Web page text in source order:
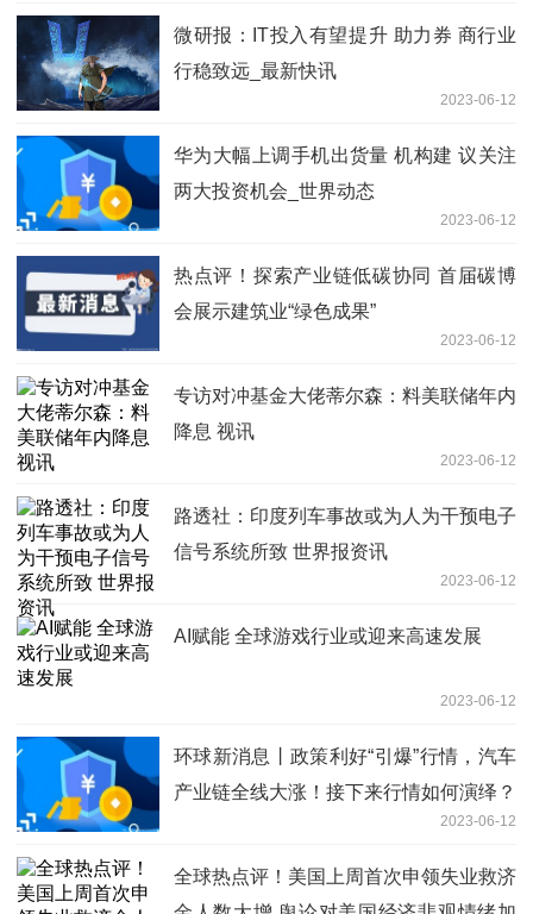
微研报：IT投入有望提升 助力券 商行业
行稳致远_最新快讯
2023-06-12
华为大幅上调手机出货量 机构建 议关注
两大投资机会_世界动态
2023-06-12
热点评！探索产业链低碳协同 首届碳博
会展示建筑业“绿色成果”
2023-06-12
专访对冲基金大佬蒂尔森：料美联储年内
降息 视讯
2023-06-12
路透社：印度列车事故或为人为干预电子
信号系统所致 世界报资讯
2023-06-12
AI赋能 全球游戏行业或迎来高速发展
2023-06-12
环球新消息丨政策利好“引爆”行情，汽车
产业链全线大涨！接下来行情如何演绎？
2023-06-12
全球热点评！美国上周首次申领失业救济